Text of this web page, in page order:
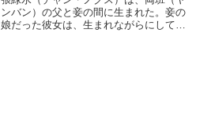
ンバン）の父と妾の間に生まれた。妾の
娘だった彼女は、生まれながらにして奴